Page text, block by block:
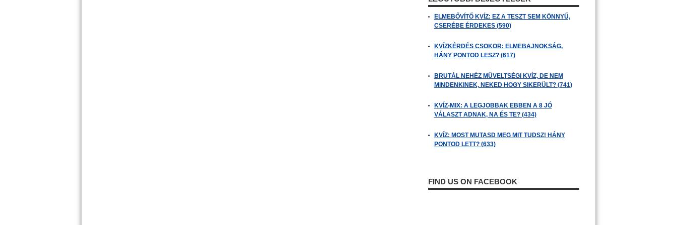
ELMEBŐVÍTŐ KVÍZ: EZ A TESZT SEM KÖNNYŰ,
CSERÉBE ÉRDEKES (590)
KVÍZKÉRDÉS CSOKOR: ELMEBAJNOKSÁG,
HÁNY PONTOD LESZ? (617)
BRUTÁL NEHÉZ MŰVELTSÉGI KVÍZ, DE NEM
MINDENKINEK, NEKED HOGY SIKERÜLT? (741)
KVÍZ-MIX: A LEGJOBBAK EBBEN A 8 JÓ
VÁLASZT ADNAK, NA ÉS TE? (434)
KVÍZ: MOST MUTASD MEG MIT TUDSZ! HÁNY
PONTOD LETT? (633)
FIND US ON FACEBOOK